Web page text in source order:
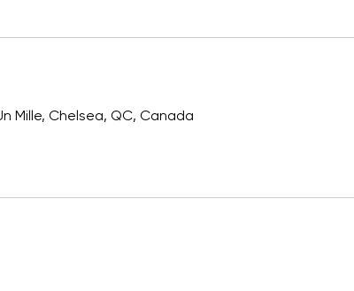
Mille, Chelsea, QC, Canada